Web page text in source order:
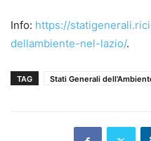
Info: https://
dellambiente-nel-lazio/.
TAG Stati Generali